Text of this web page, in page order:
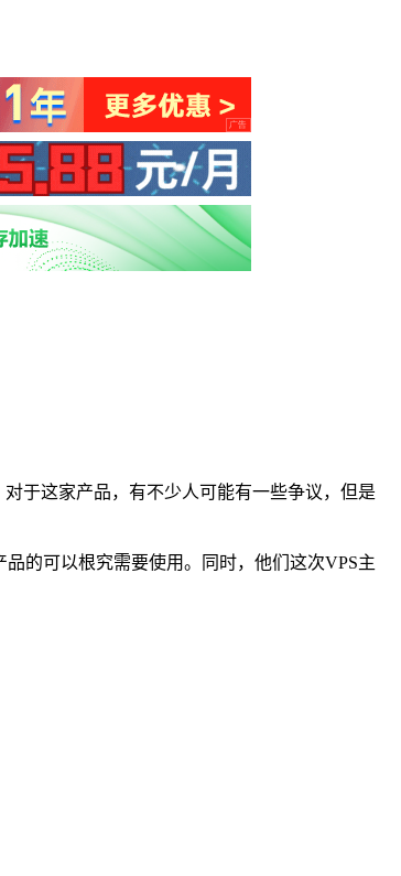
于这家产品，有不少人可能有一些争议，但是
的可以根究需要使用。同时，他们这次VPS主